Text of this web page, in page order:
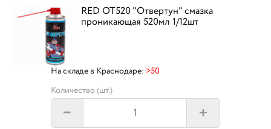
RED OT520 "Отвертун" смазка
проникающая 520мл 1/12шт
На складе в Краснодаре: >50
Количество (шт.)
– +